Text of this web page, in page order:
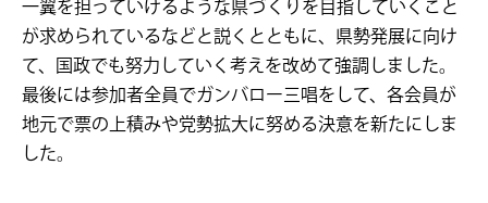
一翼を担っていけるような県づくりを目指していくこと
が求められているなどと説くとともに、県勢発展に向け
て、国政でも努力していく考えを改めて強調しました。
最後には参加者全員でガンバロー三唱をして、各会員が
地元で票の上積みや党勢拡大に努める決意を新たにしま
した。